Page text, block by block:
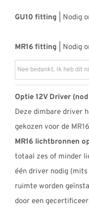
GU10 fitting | Nodig
MR16 fitting | Nodig
Optie 12V Driver
Deze dimbare driver
gekozen voor de
MR16 lichtbronnen
totaal zes of minder
één driver nodig
ruimte worden
door een